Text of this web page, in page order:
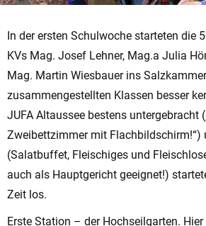
In der ersten Schulwoche starteten die
KVs Mag. Josef Lehner, Mag.a Julia
Mag. Martin Wiesbauer ins
zusammengestellten Klassen besser
JUFA Altaussee bestens untergebracht
Zweibettzimmer mit Flachbildschirm!“)
(Salatbuffet, Fleischiges und
auch als Hauptgericht geeignet!)
Zeit los.
Erste Station – der Hochseilgarten.